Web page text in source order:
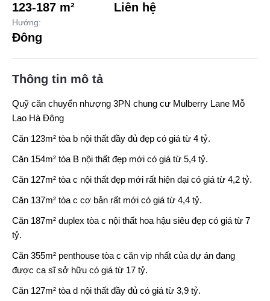
123-187 m² Liên hệ
Hướng:
Đông
Thông tin mô tả
Quỹ căn chuyển nhượng 3PN chung cư Mulberry Lane Mỗ
Lao Hà Đông
Căn 123m² tòa b nội thất đầy đủ đẹp có giá từ 4 tỷ.
Căn 154m² tòa B nội thất đẹp mới có giá từ 5,4 tỷ.
Căn 127m² tòa c nội thất đẹp mới rất hiện đại có giá từ 4,2 tỷ.
Căn 137m² tòa c cơ bản rất mới có giá từ 4,4 tỷ.
Căn 187m² duplex tòa c nội thất hoa hậu siêu đẹp có giá từ 7
tỷ.
Căn 355m² penthouse tòa c căn vip nhất của dự án đang
được ca sĩ sở hữu có giá từ 17 tỷ.
Căn 127m² tòa d nội thất đầy đủ có giá từ 3,9 tỷ.